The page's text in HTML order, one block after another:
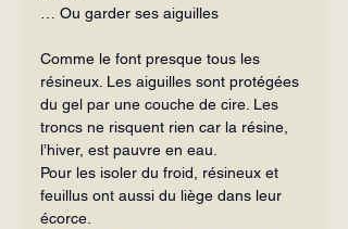
… Ou garder ses aiguilles
Comme le font presque tous les
résineux. Les aiguilles sont protégées
du gel par une couche de cire. Les
troncs ne risquent rien car la résine,
l’hiver, est pauvre en eau.
Pour les isoler du froid, résineux et
feuillus ont aussi du liège dans leur
écorce.